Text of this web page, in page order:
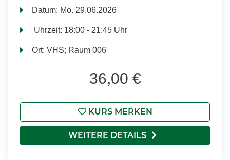
Datum: Mo. 29.06.2026
Uhrzeit: 18:00 - 21:45 Uhr
Ort:VHS; Raum 006
36,00 €
KURS MERKEN
WEITERE DETAILS